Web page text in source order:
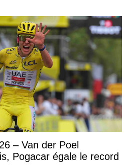
– Van der Poel
Pogacar égale le record